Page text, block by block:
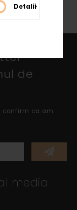
Detalii
de
confirm ca am
media